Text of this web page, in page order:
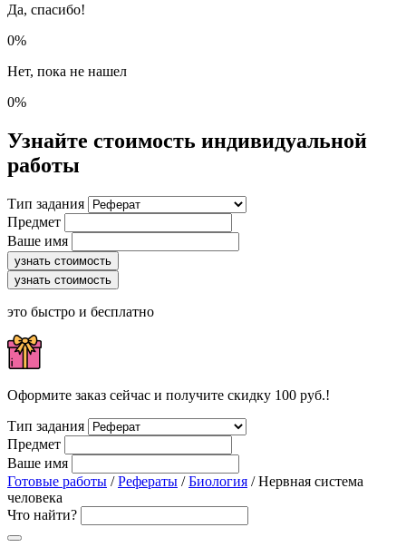
Да, спасибо!
0%
Нет, пока не нашел
0%
Узнайте стоимость индивидуальной
работы
Тип задания
Предмет
Ваше имя
узнать стоимость
узнать стоимость
это быстро и бесплатно
Оформите заказ сейчас и получите скидку 100 руб.!
Тип задания
Предмет
Ваше имя
Готовые работы /Рефераты /Биология / Нервная система
человека
Что найти?